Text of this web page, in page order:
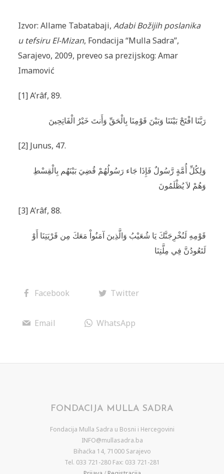
Izvor: Allame Tabatabaji, Adabi Božijih poslanika
u tefsiru El-Mizan, Fondacija “Mulla Sadra”,
Sarajevo, 2009, preveo sa prezijskog: Amar
Imamović
[1] A’râf, 89.
رَبَّنَا افْتَحْ بَيْنَنَا وَبَيْنَ قَوْمِنَا بِالْحَقِّ وَأَنتَ خَيْرُ الْفَاتِحِينَ
[2] Junus, 47.
وَلِكُلِّ أُمَّةٍ رَّسُولٌ فَإِذَا جَاء رَسُولُهُمْ قُضِيَ بَيْنَهُم بِالْقِسْطِ
وَهُمْ لاَ يُظْلَمُونَ
[3] A’râf, 88.
قَوْمِهِ لَنُخْرِجَنَّكَ يَا شُعَيْبُ وَالَّذِينَ آمَنُواْ مَعَكَ مِن قَرْيَتِنَا أَوْ
لَتَعُودُنَّ فِي مِلَّتِنَا
Facebook Twitter
Email WhatsApp
FONDACIJA MULLA SADRA
Fondacija Mulla Sadra u Bosni i Hercegovini
INFO@mullasadra.ba
Bihaćka 14, 71000 Sarajevo
Tel. 033 721-280 Fax: 033 721-281